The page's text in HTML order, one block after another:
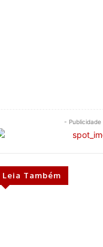
- Publicidade
Leia Também